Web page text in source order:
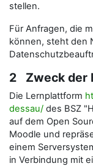
stellen.
Für Anfragen, die
können, steht den
2 Zweck der
Die Lernplattform
dessau/ des BSZ
auf dem Open
Moodle und
einem
in Verbindung mit